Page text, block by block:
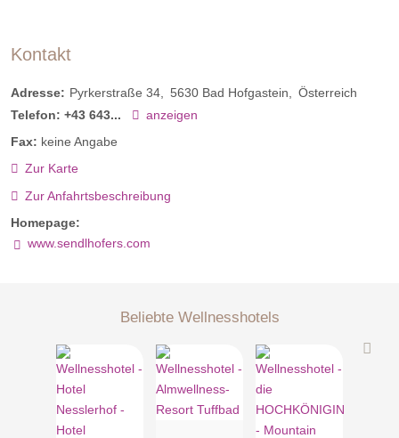
Schlafzimmer Single
Du bist ein Fan von Flexibilität und Spontanität? Du hast die
einen Drink in Luke's Wohnzimmer oder lass den Abend im
Kontakt
Adresse: Pyrkerstraße 34 5630 Bad Hofgastein
Österreich
Telefon: +43 643...
anzeigen
Fax: keine Angabe
Zur Karte
Zur Anfahrtsbeschreibung
Homepage:
www.sendlhofers.com
Beliebte Wellnesshotels